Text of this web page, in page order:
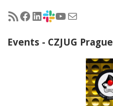
RSS - články na jug.cz
Facebook skupina Czech Java User Group
LinkedIn skupina Czech Java User Group
CZJUG Slack fórum
CZJUG YouTube kanálCZJUG email
Events - CZJUG Prague